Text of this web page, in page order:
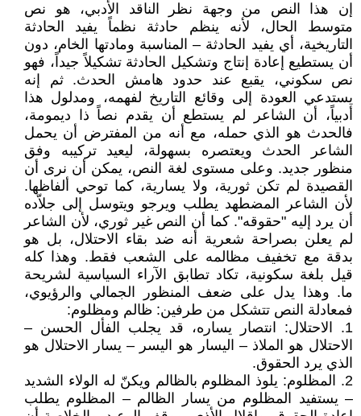
إن هذا النص من وجهة نظر الناقد الأدبي، هو نص
متوسط الحال، لأنه ينظم حادثة نظماً يفيد الحادثة
التاريخية، أي يفيد الحادثة – المناسبة ومادتها الخام، دون
أن يستطيع إعادة إنتاج وتشكيل الحادثة تشكيلاً جيداً، فهو
نص سكوني، يقبع عند حدود هامش الحدث. ثم إنه
يستدعي العودة إلى وقائع التاريخ لفهمه، ومدلول هذا
أدبياً، أن الشاعر لم يستطع أن يقدم نصاً ذا ديمومة،
فالحدث هو الذي حمله، مع أنه من المفترض أن يحمل
الشاعر الحدث ويعتصره بسهولة، ليعيد تركيبه وفق
منظور جديد. وعلى مستوى لغة النص، يمكن أن نرى أن
القصيدة لم تكن ثورية، ولا يسارية، كما توحي ألفاظها.
لأن الشاعر المضطهد يطلب ويرجو ويتوسل إلى جلاّده
أن يرد إليه "حقوقه". كما أن النص غير ثوري، لأن الشاعر
لم يعلن بصراحة شعرية أنه ضد بقاء الاحتلال، بل هو
بدقة مع تخفيف مظالمه على الشعب فقط. وهذا كله
قيل بلغة سكونية، تكاد تطابق الآراء السياسية لشريحة
ما. وهذا يدل على ضعف المنظور الجمالي والرؤيوي،
فمعادلة النص تتشكل من طرفين: ظالم ومظلوم:
1. الاحتلال: انتصار يساره، قد يجلب الفأل الحسن –
الاحتلال هو الملاذ – اليسار هو اليسر – يسار الاحتلال هو
الذي يرد الحقوق.
2. المظلوم: يلوذ المظلوم بالظالم ويكنّ له الولاء الشديد
– يستفيد المظلوم من يسار الظالم – المظلوم يطلب